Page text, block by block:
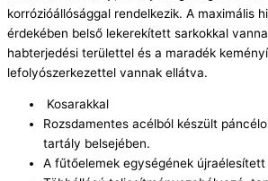
korrózióállósággal rendelkezik. A maximális
érdekében belső lekerekített sarkokkal
habterjedési területtel és a maradék
lefolyószerkezettel vannak ellátva.
Kosarakkal
Rozsdamentes acélból készült
tartály belsejében.
A fűtőelemek egységének újraélesített